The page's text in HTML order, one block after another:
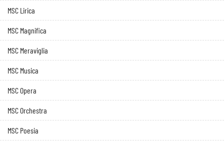
MSC Lirica
MSC Magnifica
MSC Meraviglia
MSC Musica
MSC Opera
MSC Orchestra
MSC Poesia